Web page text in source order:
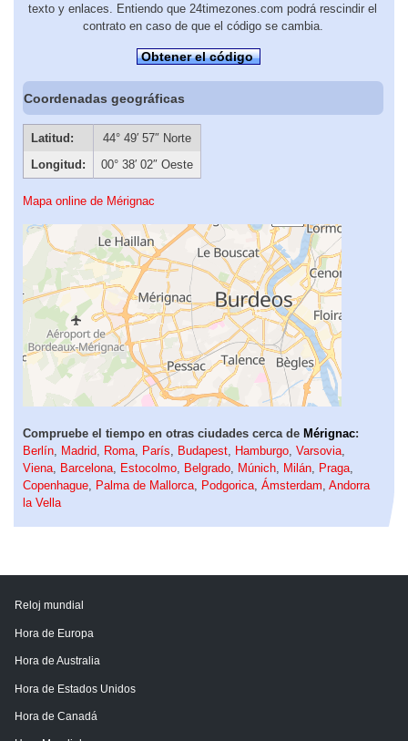
texto y enlaces. Entiendo que 24timezones.com podrá rescindir el
contrato en caso de que el código se cambia.
Obtener el código
Coordenadas geográficas
Latitud:
44° 49′ 57″ Norte
Longitud:
00° 38′ 02″ Oeste
Mapa online de Mérignac
Compruebe el tiempo en otras ciudades cerca de Mérignac:
Berlín
Madrid Roma París Budapest Hamburgo Varsovia
Viena
Barcelona Estocolmo Belgrado Múnich Milán Praga
Copenhague
Palma de Mallorca Podgorica Ámsterdam Andorra
la Vella
Reloj mundial
Hora de Europa
Hora de Australia
Hora de Estados Unidos
Hora de Canadá